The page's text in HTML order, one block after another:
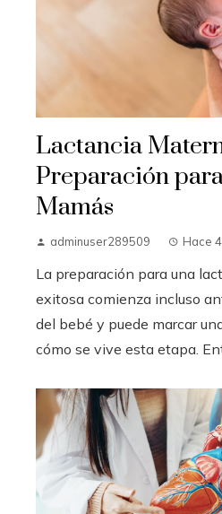
Lactancia
Preparación
Mamás
adminuser289509 Hace
La preparación para una
exitosa comienza incluso
del bebé y puede marcar
cómo se vive esta etapa.